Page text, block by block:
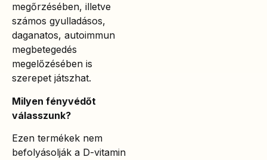
megőrzésében, illetve
számos gyulladásos,
daganatos, autoimmun
megbetegedés
megelőzésében is
szerepet játszhat.
Milyen fényvédőt
válasszunk?
Ezen termékek nem
befolyásolják a D-vitamin